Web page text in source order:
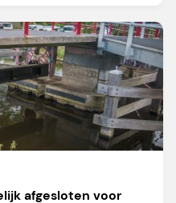
afgesloten voor